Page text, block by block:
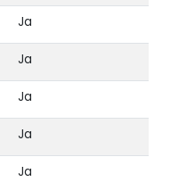
Ja
Ja
Ja
Ja
Ja